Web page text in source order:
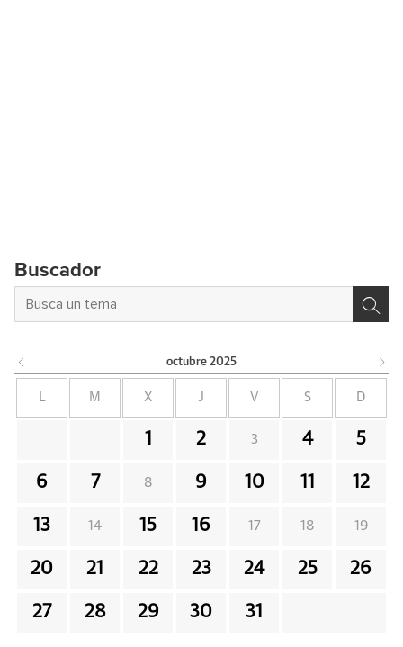
Buscador
octubre 2025
L M X J V S D
1 2 3 4 5
6 7 8 9 10 11 12
13 14 15 16 17 18 19
20 21 22 23 24 25 26
27 28 29 30 31